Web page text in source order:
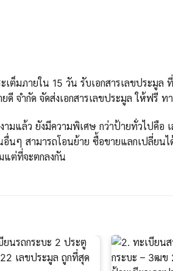
เต็มภายใน 15 วัน รับเอกสารเลขประมู
จำกัด จัดส่งเอกสารเลขประมูล ให้ฟรี ท
มแล้ว ยังมีความพิเศษ กว่าป้ายทั่วไปคือ
ๆ สามารถโอนย้าย ซื้อขายแลกเปลี่ยนไ
แต่ที่จะตกลงกัน